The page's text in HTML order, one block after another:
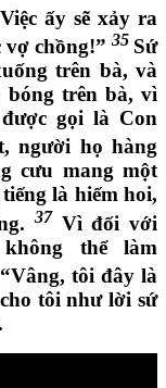
ấy sẽ xảy ra
vợ chồng!” 35 Sứ
trên bà, và
bóng trên bà, vì
gọi là Con
người họ hàng
cưu mang một
là hiếm hoi,
37 Vì đối với
thể làm
tôi đây là
tôi như lời sứ